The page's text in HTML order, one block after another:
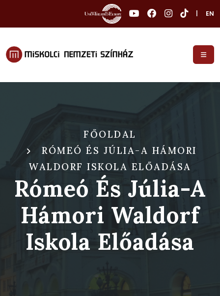
EN
FŐOLDAL
RÓMEÓ ÉS JÚLIA-A HÁMORI
WALDORF ISKOLA ELŐADÁSA
Rómeó És Júlia-A
Hámori Waldorf
Iskola Előadása